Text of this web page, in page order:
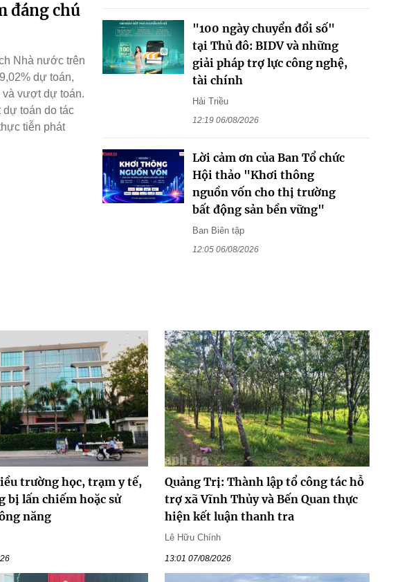
đáng chú
Nhà nước trên
dự toán,
và vượt dự toán.
dự toán do tác
tiễn phát
"100 ngày chuyển đổi số"
tại Thủ đô: BIDV và những
giải pháp trợ lực công nghệ,
tài chính
Hải Triều
12:19 06/08/2026
Lời cảm ơn của Ban Tổ chức
Hội thảo "Khơi thông
nguồn vốn cho thị trường
bất động sản bền vững"
Ban Biên tập
12:05 06/08/2026
trường học, trạm y tế,
bị lấn chiếm hoặc sử
năng
Quảng Trị: Thành lập tổ công tác hỗ
trợ xã Vĩnh Thủy và Bến Quan thực
hiện kết luận thanh tra
Lê Hữu Chính
13:01 07/08/2026